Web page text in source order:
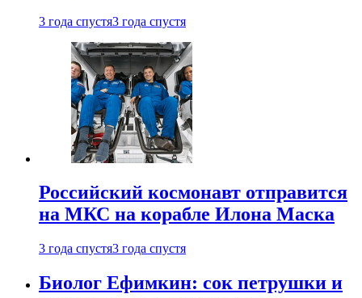
3 года спустя3 года спустя
Российский космонавт отправится
на МКС на корабле Илона Маска
3 года спустя3 года спустя
Биолог Ефимкин: сок петрушки и